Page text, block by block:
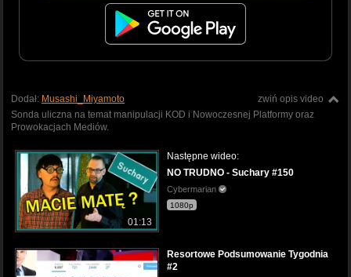
zwiń opis video
Dodał: Musashi_Miyamoto
Sonda uliczna na temat manipulacji KOD i Nowoczesnej Platformy oraz
Prowokacjach Mediów.
01:13
Następne wideo:
NO TRUDNO - Suchary #150
Cybermarian
1080p
Resortowe Podsumowanie Tygodnia
#2